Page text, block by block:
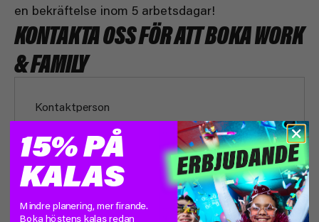
en bekräftelse inom 5 arbetsdagar!
KONTAKTA OSS FÖR ATT BOKA WORK
& FAMILY
15% PÅ
KALAS
Mindre planering, mer firande.
Boka höstens kalas redan